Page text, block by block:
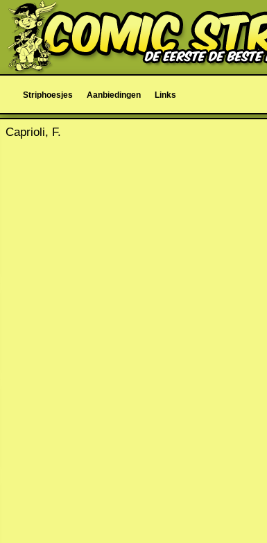
Striphoesjes Aanbiedingen Links
Caprioli, F.